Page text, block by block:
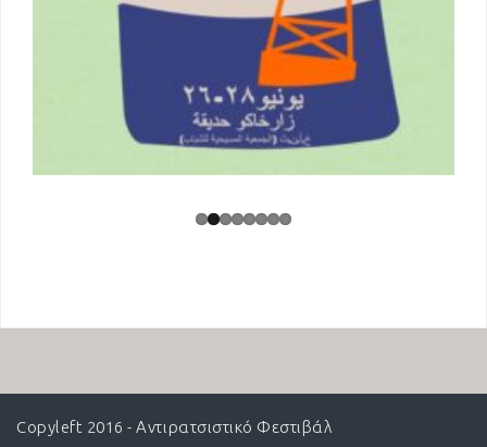
Copyleft 2016 - Αντιρατσιστικό Φεστιβάλ